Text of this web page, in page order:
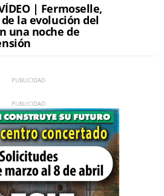
| Fermoselle,
la evolución del
una noche de